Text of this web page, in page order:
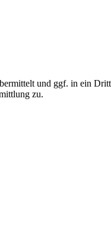
und ggf. in ein
zu.